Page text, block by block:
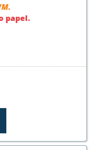
papel.